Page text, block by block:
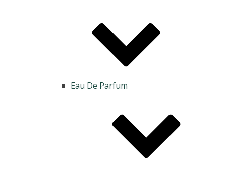
Eau De Parfum